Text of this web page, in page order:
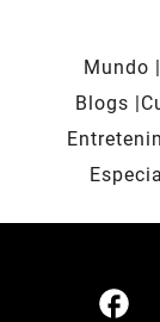
Mundo
Blogs